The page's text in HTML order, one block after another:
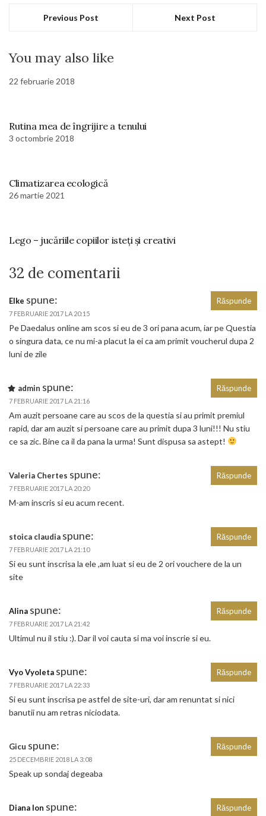
Previous Post Next Post
You may also like
22 februarie 2018
Rutina mea de îngrijire a tenului
3 octombrie 2018
Climatizarea ecologică
26 martie 2021
Lego – jucăriile copiilor isteți și creativi
32 de comentarii
Elke spune:
7 FEBRUARIE 2017 LA 20:15
Pe Daedalus online am scos si eu de 3 ori pana acum, iar pe Questia
o singura data, ce nu mi-a placut la ei ca am primit voucherul dupa 2
luni de zile
Răspunde
admin spune:
7 FEBRUARIE 2017 LA 21:16
Am auzit persoane care au scos de la questia si au primit premiul
rapid, dar am auzit si persoane care au primit dupa 3 luni!!! Nu stiu
ce sa zic. Bine ca il da pana la urma! Sunt dispusa sa astept!
Răspunde
Valeria Chertes spune:
7 FEBRUARIE 2017 LA 20:20
M-am inscris si eu acum recent.
Răspunde
stoica claudia spune:
7 FEBRUARIE 2017 LA 21:10
Si eu sunt inscrisa la ele ,am luat si eu de 2 ori vouchere de la un
site
Răspunde
Alina spune:
7 FEBRUARIE 2017 LA 21:42
Ultimul nu il stiu :). Dar il voi cauta si ma voi inscrie si eu.
Răspunde
Vyo Vyoleta spune:
7 FEBRUARIE 2017 LA 22:33
Si eu sunt inscrisa pe astfel de site-uri, dar am renuntat si nici
banutii nu am retras niciodata.
Răspunde
Gicu spune:
25 DECEMBRIE 2018 LA 3:08
Speak up sondaj degeaba
Răspunde
Diana Ion spune: Răspunde